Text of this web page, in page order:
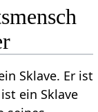
Sklave. Er ist
ein Sklave